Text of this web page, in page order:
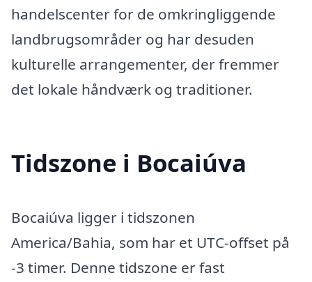
handelscenter for de omkringliggende
landbrugsområder og har desuden
kulturelle arrangementer, der fremmer
det lokale håndværk og traditioner.
Tidszone i Bocaiúva
Bocaiúva ligger i tidszonen
America/Bahia, som har et UTC-offset på
-3 timer. Denne tidszone er fast